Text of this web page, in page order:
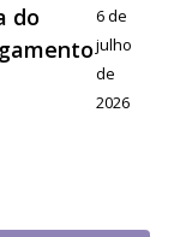
do
6 de
julho
de
2026